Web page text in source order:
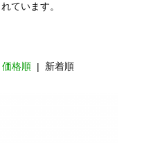
ています。
価格順 | 新着順